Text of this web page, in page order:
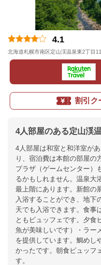
4.1
北海道札幌市南区定山渓温泉東2丁目
割引ク
4人部屋のある定山渓
4人部屋は和室と和洋室が
り、宿泊費は本館の部屋の
プラザ（ゲームセンター）
るかもしれません。温泉大
最上階にあります。新館の
入浴することができ、地下
天でも入浴できます。食事
ともビュッフェです。夕食
魚が美味しいです）・ラー
を提供しています。鯛めし
かったです。朝食ビュッフ
す。